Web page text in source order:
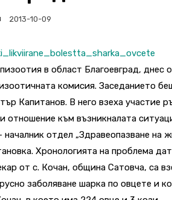
2013-10-09
в област Благоевград, днес
комисия. Заседанието
Капитанов. В него взеха участие
отношение към възникналата
началник отдел „Здравеопазване на
Хронологията на проблема
от с. Кочан, община Сатовча, са
заболяване шарка по овцете и